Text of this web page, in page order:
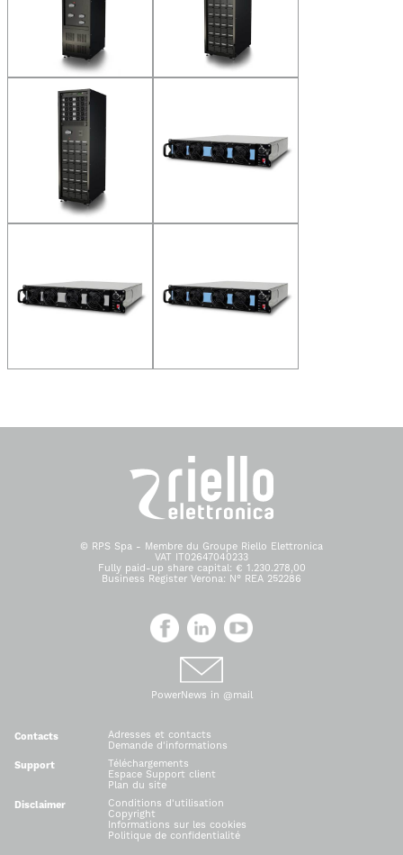
© RPS Spa - Membre du Groupe Riello Elettronica
VAT IT02647040233
Fully paid-up share capital: € 1.230.278,00
Business Register Verona: N° REA 252286
PowerNews in @mail
Contacts
Adresses et contacts
Demande d'informations
Support
Téléchargements
Espace Support client
Plan du site
Disclaimer
Conditions d'utilisation
Copyright
Informations sur les cookies
Politique de confidentialité